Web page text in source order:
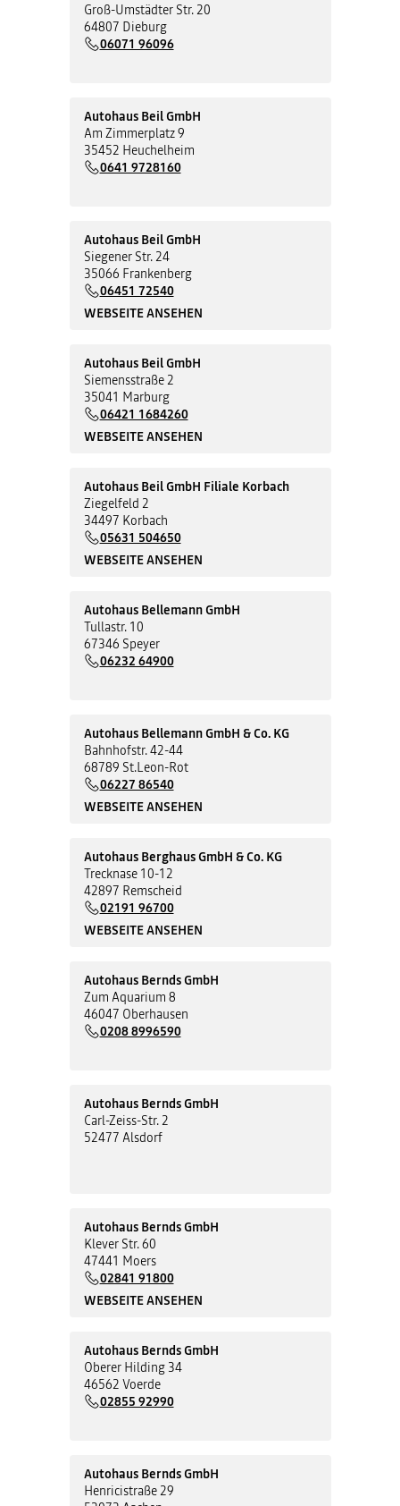
Groß-Umstädter Str. 20
64807 Dieburg
06071 96096
Autohaus Beil GmbH
Am Zimmerplatz 9
35452 Heuchelheim
0641 9728160
Autohaus Beil GmbH
Siegener Str. 24
35066 Frankenberg
06451 72540
WEBSEITE ANSEHEN
Autohaus Beil GmbH
Siemensstraße 2
35041 Marburg
06421 1684260
WEBSEITE ANSEHEN
Autohaus Beil GmbH Filiale Korbach
Ziegelfeld 2
34497 Korbach
05631 504650
WEBSEITE ANSEHEN
Autohaus Bellemann GmbH
Tullastr. 10
67346 Speyer
06232 64900
Autohaus Bellemann GmbH & Co. KG
Bahnhofstr. 42-44
68789 St.Leon-Rot
06227 86540
WEBSEITE ANSEHEN
Autohaus Berghaus GmbH & Co. KG
Trecknase 10-12
42897 Remscheid
02191 96700
WEBSEITE ANSEHEN
Autohaus Bernds GmbH
Zum Aquarium 8
46047 Oberhausen
0208 8996590
Autohaus Bernds GmbH
Carl-Zeiss-Str. 2
52477 Alsdorf
Autohaus Bernds GmbH
Klever Str. 60
47441 Moers
02841 91800
WEBSEITE ANSEHEN
Autohaus Bernds GmbH
Oberer Hilding 34
46562 Voerde
02855 92990
Autohaus Bernds GmbH
Henricistraße 29